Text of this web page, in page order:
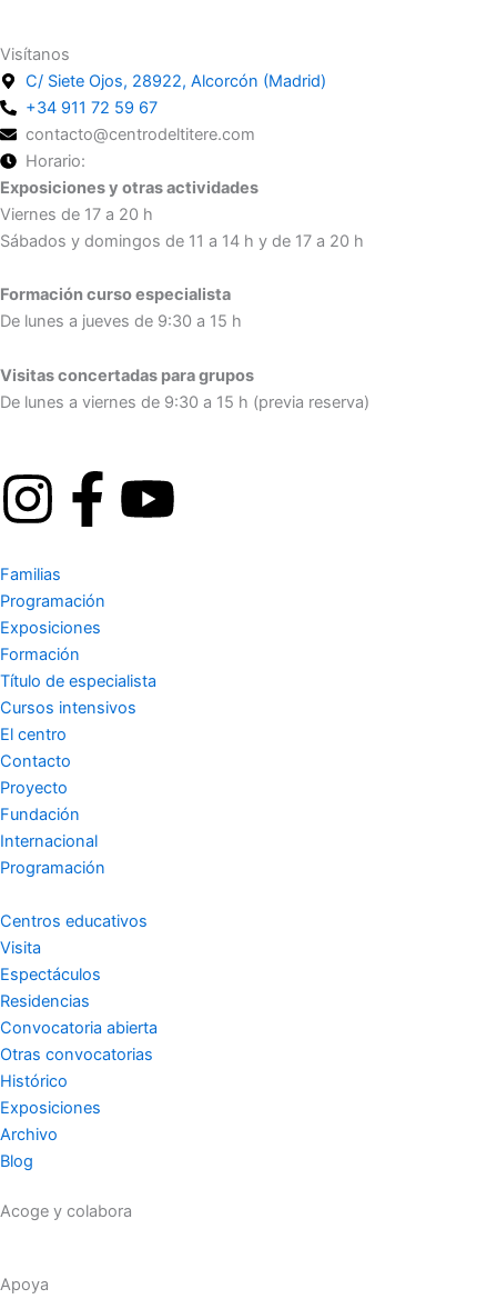
Visítanos
C/ Siete Ojos, 28922, Alcorcón (Madrid)
+34 911 72 59 67
contacto@centrodeltitere.com
Horario:
Exposiciones y otras actividades
Viernes de 17 a 20 h
Sábados y domingos de 11 a 14 h y de 17 a 20 h
Formación curso especialista
De lunes a jueves de 9:30 a 15 h
Visitas concertadas para grupos
De lunes a viernes de 9:30 a 15 h (previa reserva)
I
n
s
t
a
g
r
a
m
F
c
e
b
o
k
-
f
Y
t
Familias
Programación
Exposiciones
Formación
Título de especialista
Cursos intensivos
El centro
Contacto
Proyecto
Fundación
Internacional
Programación
Centros educativos
Visita
Espectáculos
Residencias
Convocatoria abierta
Otras convocatorias
Histórico
Exposiciones
Archivo
Blog
Acoge y colabora
Apoya